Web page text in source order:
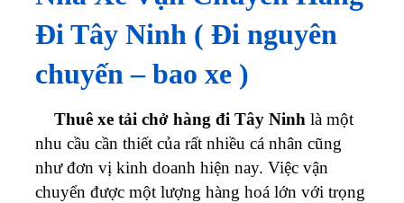
Đi Tây Ninh ( Đi nguyên
chuyến – bao xe )
Thuê xe tải chở hàng đi Tây Ninh là một
nhu cầu cần thiết của rất nhiều cá nhân cũng
như đơn vị kinh doanh hiện nay. Việc vận
chuyển được một lượng hàng hoá lớn với trọng